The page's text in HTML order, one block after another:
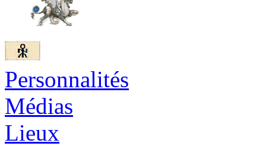
Personnalités
Médias
Lieux